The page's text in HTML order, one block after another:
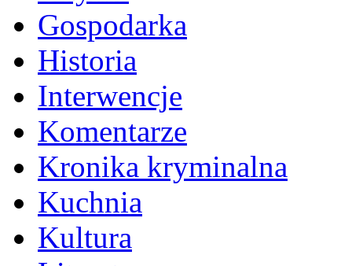
Gospodarka
Historia
Interwencje
Komentarze
Kronika kryminalna
Kuchnia
Kultura